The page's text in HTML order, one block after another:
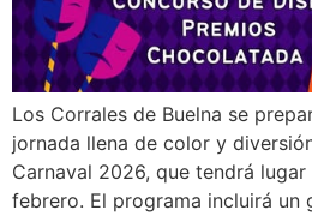
Los Corrales de Buelna se
jornada llena de color y
Carnaval 2026, que tendrá
febrero. El programa incluirá un